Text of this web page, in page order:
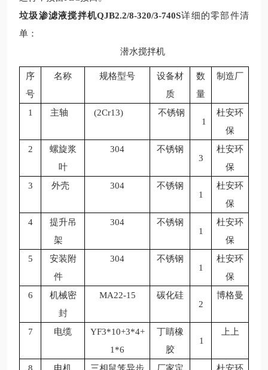
垃圾渗滤液搅拌机QJB2.2/8-320/3-740S详细的零部件清
单：
潜水搅拌机
序
号
名称 规格型号
设备材
质
数
量
制造厂
1 主轴 (2Cr13)
不锈钢
1
杜安环
保
2
螺旋浆
叶
304
不锈钢
3
杜安环
保
3
外壳 304
不锈钢
1
杜安环
保
4
提升吊
架
304
不锈钢
1
杜安环
保
5
安装附
件
304
不锈钢
1
杜安环
保
6
机械密
封
MA22-15
碳化硅
2
博格曼
7 电缆
YF3*10+3*4+
1*6
丁睛橡
胶
1
上上